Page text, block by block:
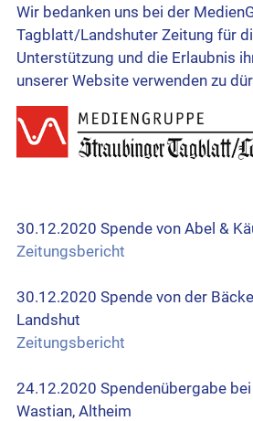
Wir bedanken uns bei der
Tagblatt/Landshuter Zeitung für
Unterstützung und die Erlaubnis
unserer Website verwenden zu
30.12.2020 Spende von Abel &
Zeitungsbericht
30.12.2020 Spende von der
Landshut
Zeitungsbericht
24.12.2020 Spendenübergabe
Wastian, Altheim